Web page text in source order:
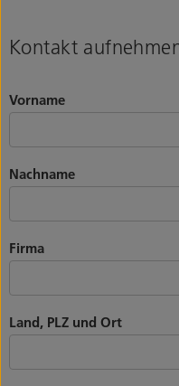
Kontakt
Vorname
Nachname
Firma
Land, PLZ und Ort